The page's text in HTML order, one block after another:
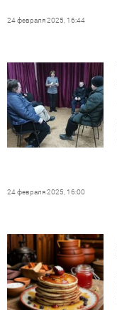
24 февраля 2025, 16:44
24 февраля 2025, 16:00